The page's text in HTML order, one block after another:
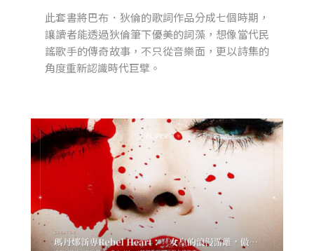
此套書將巴布．狄倫的歌詞作品分成七個時期，
讓讀者能透過狄倫筆下優美的詞藻，想像當代民
謠歌手的傳奇故事，不只從音樂面，更以詩集的
角度重新認識時代巨擘。